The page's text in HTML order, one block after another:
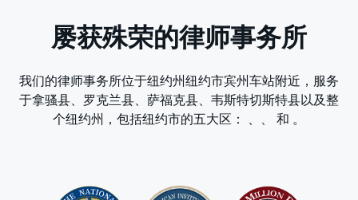
屡获殊荣的律师事务所
我们的律师事务所位于纽约州纽约市宾州车站附近，服务
于拿骚县、罗克兰县、萨福克县、韦斯特切斯特县以及整
个纽约州，包括纽约市的五大区：
、 、 和 。